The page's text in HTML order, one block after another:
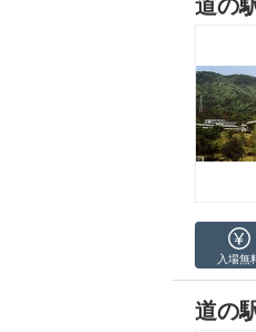
道の
入場無
道の